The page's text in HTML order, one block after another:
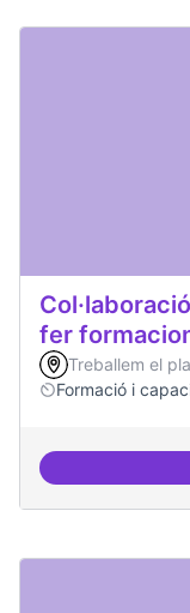
fer
Treballem el
Formació i